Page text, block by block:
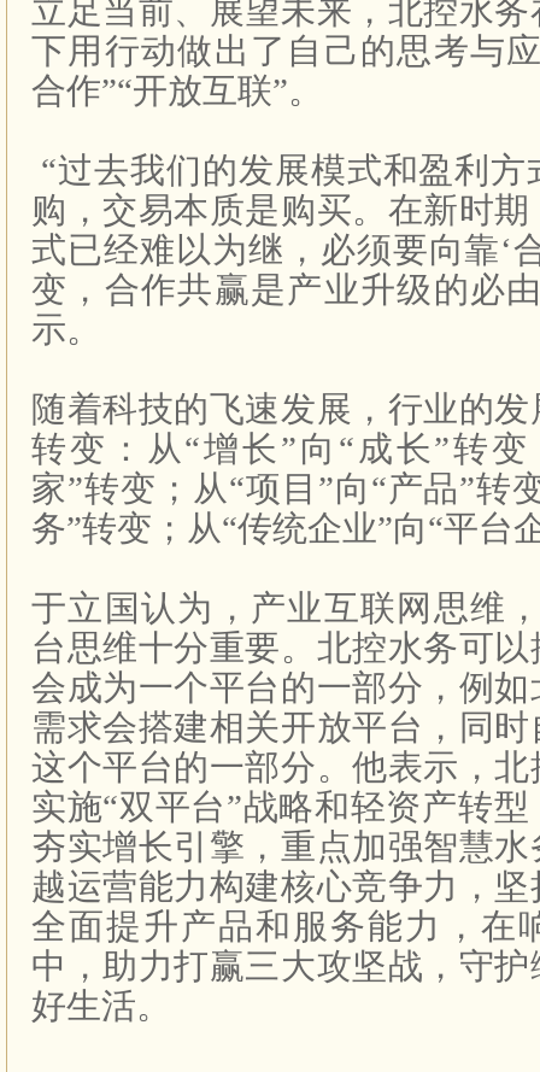
立足当前、展望未来，北控水
下用行动做出了自己的思考与
合作”“开放互联”。
“过去我们的发展模式和盈利
购，交易本质是购买。在新时
式已经难以为继，必须要向靠‘
变，合作共赢是产业升级的必
示。
随着科技的飞速发展，行业的
转变：从“增长”向“成长”转
家”转变；从“项目”向“产品”转
务”转变；从“传统企业”向“平台
于立国认为，产业互联网思维
台思维十分重要。北控水务可
会成为一个平台的一部分，例
需求会搭建相关开放平台，同
这个平台的一部分。他表示，
实施“双平台”战略和轻资产转
夯实增长引擎，重点加强智慧
越运营能力构建核心竞争力，
全面提升产品和服务能力，在
中，助力打赢三大攻坚战，守
好生活。